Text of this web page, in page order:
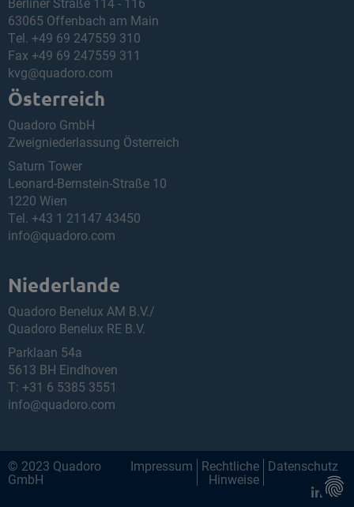
63065 Offenbach am Main
Tel. +49 69 247559 310
Fax +49 69 247559 311
kvg@quadoro.com
Österreich
Quadoro GmbH
Zweigniederlassung Österreich
Saturn Tower
Leonard-Bernstein-Straße 10
1220 Wien
Tel. +43 1 21147 43450
info@quadoro.com
Niederlande
Quadoro Benelux AM B.V./
Quadoro Benelux RE B.V.
Parklaan 54a
5613 BH Eindhoven
T: +31 6 5385 3551
info@quadoro.com
© 2023 Quadoro
GmbH
Impressum
Rechtliche
Hinweise
Datenschutz